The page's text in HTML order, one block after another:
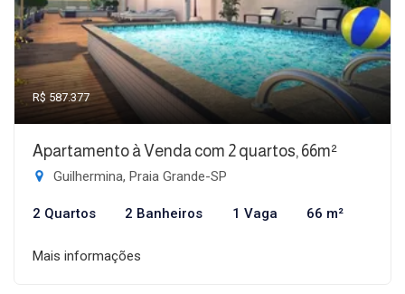
R$ 587.377
Apartamento à Venda com 2 quartos, 66m²
Guilhermina, Praia Grande-SP
2 Quartos 2 Banheiros 1 Vaga 66 m²
Mais informações